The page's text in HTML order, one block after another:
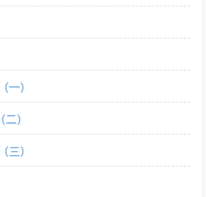
）
）
）